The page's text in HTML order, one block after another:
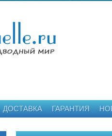
ДОСТАВКА ГАРАНТИЯ